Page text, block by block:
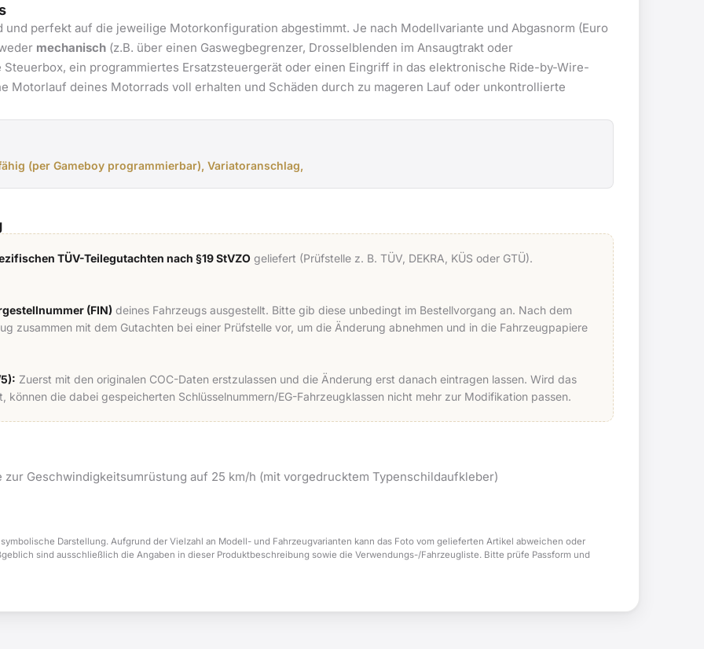
perfekt auf die jeweilige Motorkonfiguration abgestimmt. Je nach Modellvariante und Abgasnorm (Euro
mechanisch (z.B. über einen Gaswegbegrenzer, Drosselblenden im Ansaugtrakt oder
Steuerbox, ein programmiertes Ersatzsteuergerät oder einen Eingriff in das elektronische Ride-by-Wire-
Motorlauf deines Motorrads voll erhalten und Schäden durch zu mageren Lauf oder unkontrollierte
(per Gameboy programmierbar), Variatoranschlag,
TÜV-Teilegutachten nach §19 StVZO geliefert (Prüfstelle z. B. TÜV, DEKRA, KÜS oder GTÜ).
(FIN) deines Fahrzeugs ausgestellt. Bitte gib diese unbedingt im Bestellvorgang an. Nach dem
zusammen mit dem Gutachten bei einer Prüfstelle vor, um die Änderung abnehmen und in die Fahrzeugpapiere
Zuerst mit den originalen COC-Daten erstzulassen und die Änderung erst danach eintragen lassen. Wird das
können die dabei gespeicherten Schlüsselnummern/EG-Fahrzeugklassen nicht mehr zur Modifikation passen.
Geschwindigkeitsumrüstung auf 25 km/h (mit vorgedrucktem Typenschildaufkleber)
Darstellung. Aufgrund der Vielzahl an Modell- und Fahrzeugvarianten kann das Foto vom gelieferten Artikel abweichen oder
sind ausschließlich die Angaben in dieser Produktbeschreibung sowie die Verwendungs-/Fahrzeugliste. Bitte prüfe Passform und